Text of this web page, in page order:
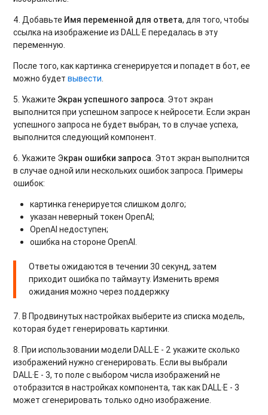
4. Добавьте Имя переменной для ответа, для того, чтобы
ссылка на изображение из DALL·E передалась в эту
переменную.
После того, как картинка сгенерируется и попадет в бот, ее
можно будетвывести.
5. Укажите Экран успешного запроса. Этот экран
выполнится при успешном запросе к нейросети. Если экран
успешного запроса не будет выбран, то в случае успеха,
выполнится следующий компонент.
6. Укажите Экран ошибки запроса. Этот экран выполнится
в случае одной или нескольких ошибок запроса. Примеры
ошибок:
картинка генерируется слишком долго;
указан неверный токен OpenAI;
OpenAI недоступен;
oшибка на стороне OpenAI.
Ответы ожидаются в течении 30 секунд, затем
приходит ошибка по таймауту. Изменить время
ожидания можно через поддержку
7. В Продвинутых настройках выберите из списка модель,
которая будет генерировать картинки.
8. При использовании модели DALL·E - 2 укажите сколько
изображений нужно сгенерировать. Если вы выбрали
DALL·E - 3, то поле с выбором числа изображений не
отобразится в настройках компонента, так как DALL·E - 3
может сгенерировать только одно изображение.